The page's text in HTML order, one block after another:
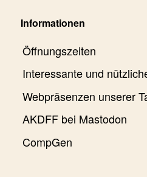
Informationen
Öffnungszeiten
Interessante und
Webpräsenzen unserer
AKDFF bei Mastodon
CompGen